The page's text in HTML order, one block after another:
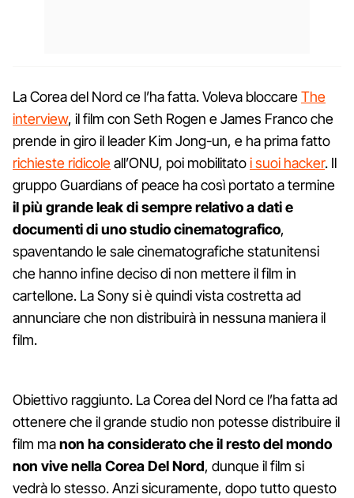
La Corea del Nord ce l’ha fatta. Voleva bloccareThe
interview, il film con Seth Rogen e James Franco che
prende in giro il leader Kim Jong-un, e ha prima fatto
richieste ridicoleall’ONU, poi mobilitatoi suoi hacker. Il
gruppo Guardians of peace ha così portato a termine
il più grande leak di sempre relativo a dati e
documenti di uno studio cinematografico,
spaventando le sale cinematografiche statunitensi
che hanno infine deciso di non mettere il film in
cartellone. La Sony si è quindi vista costretta ad
annunciare che non distribuirà in nessuna maniera il
film.
Obiettivo raggiunto. La Corea del Nord ce l’ha fatta ad
ottenere che il grande studio non potesse distribuire il
film manon ha considerato che il resto del mondo
non vive nella Corea Del Nord, dunque il film si
vedrà lo stesso. Anzi sicuramente, dopo tutto questo